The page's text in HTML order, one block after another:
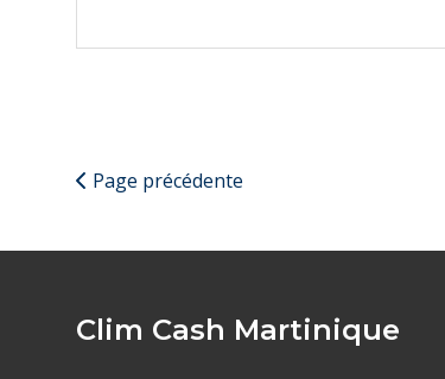
Page précédente
Clim Cash Martinique